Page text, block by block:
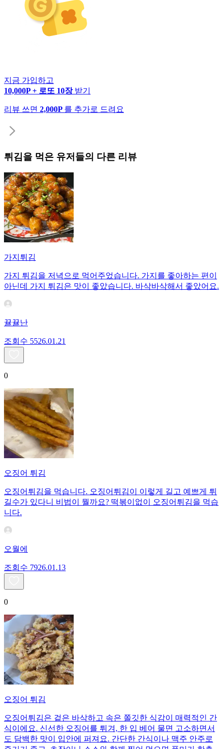
지금 가입하고
10,000P + 로또 10장 받기
리뷰 쓰면 2,000P 를 추가로 드려요
튀김을 먹은 유저들의 다른 리뷰
가지튀김
가지 튀김을 저녁으로 먹어주었습니다. 가지를 좋아하는 편이
아닌데 가지 튀김은 맛이 좋았습니다. 바삭바삭해서 좋았어요.
뀰뀰난
조회수 5526.01.21
0
오징어 튀김
오징어튀김을 먹습니다. 오징어튀김이 이렇게 길고 예쁘게 튀
길수가 있다니 비법이 뭘까요? 떡볶이없이 오징어튀김을 먹습
니다.
오월에
조회수 7926.01.13
0
오징어 튀김
오징어튀김은 겉은 바삭하고 속은 쫄깃한 식감이 매력적인 간
식이에요. 신선한 오징어를 튀겨, 한 입 베어 물면 고소하면서
도 담백한 맛이 입안에 퍼져요. 간단한 간식이나 맥주 안주로